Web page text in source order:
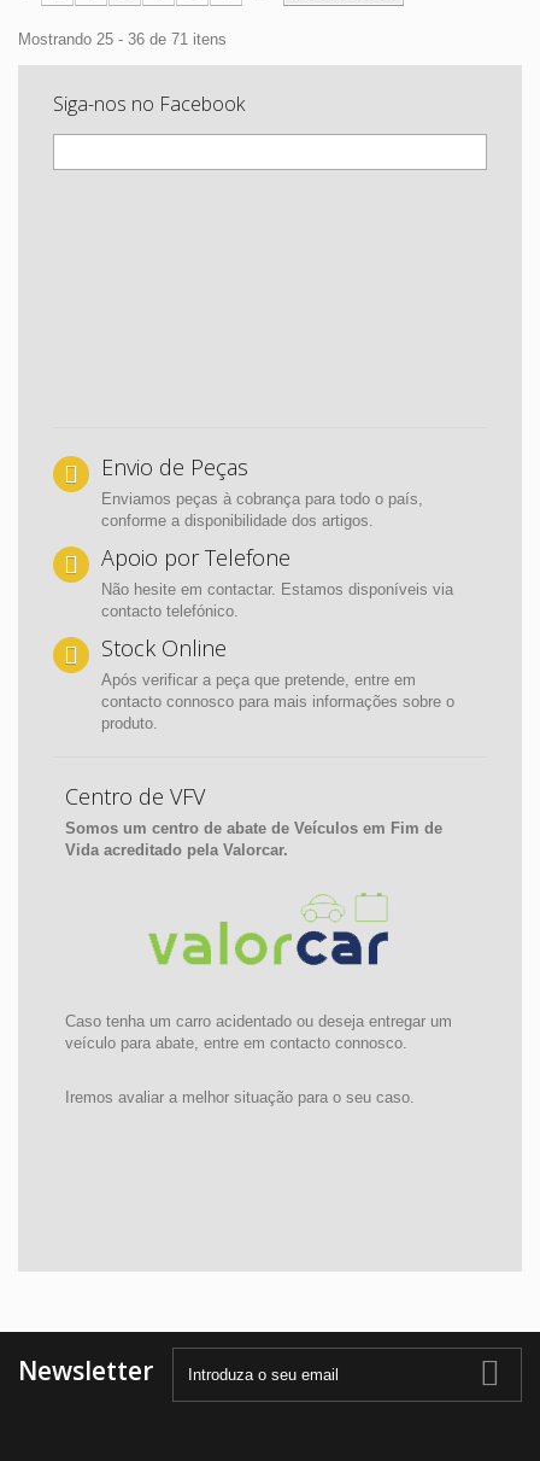
Mostrando 25 - 36 de 71 itens
Siga-nos no Facebook
Envio de Peças
Enviamos peças à cobrança para todo o país,
conforme a disponibilidade dos artigos.
Apoio por Telefone
Não hesite em contactar. Estamos disponíveis via
contacto telefónico.
Stock Online
Após verificar a peça que pretende, entre em
contacto connosco para mais informações sobre o
produto.
Centro de VFV
Somos um centro de abate de Veículos em Fim de
Vida acreditado pela Valorcar.
Caso tenha um carro acidentado ou deseja entregar um
veículo para abate, entre em contacto connosco.
Iremos avaliar a melhor situação para o seu caso.
Newsletter